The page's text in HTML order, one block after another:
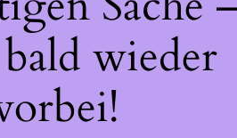
wieder